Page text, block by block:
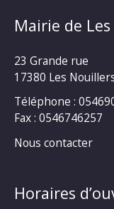
Mairie de
23 Grande rue
17380 Les
Téléphone :
Fax : 0546746257
Nous contacter
Horaires